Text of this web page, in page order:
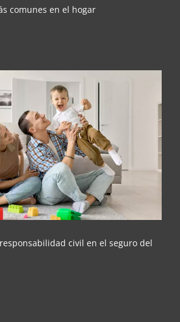
comunes en el hogar
la responsabilidad civil en el
seguro del hogar
civil en el seguro del